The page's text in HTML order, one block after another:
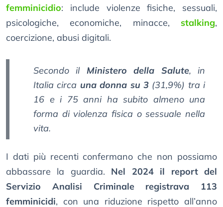
femminicidio: include violenze fisiche, sessuali,
psicologiche, economiche, minacce, stalking,
coercizione, abusi digitali.
Secondo il Ministero della Salute, in
Italia circa una donna su 3(31,9%) tra i
16 e i 75 anni ha subito almeno una
forma di violenza fisica o sessuale nella
vita.
I dati più recenti confermano che non possiamo
abbassare la guardia. Nel 2024 il report del
Servizio Analisi Criminale registrava 113
femminicidi, con una riduzione rispetto all’anno